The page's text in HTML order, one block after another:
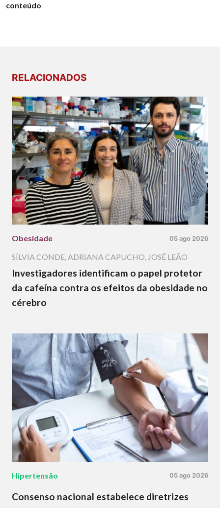
conteúdo
RELACIONADOS
Obesidade 05 ago 2026
SÍLVIA CONDE,ADRIANA CAPUCHO, JOSÉ LEÃO
Investigadores identificam o papel protetor
da cafeína contra os efeitos da obesidade no
cérebro
Hipertensão 05 ago 2026
Consenso nacional estabelece diretrizes